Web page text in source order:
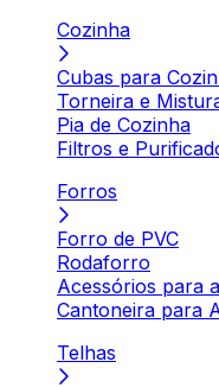
Cozinha
Cubas para
Torneira e
Pia de Cozinha
Filtros e
Forros
Forro de PVC
Rodaforro
Acessórios para
Cantoneira para
Telhas